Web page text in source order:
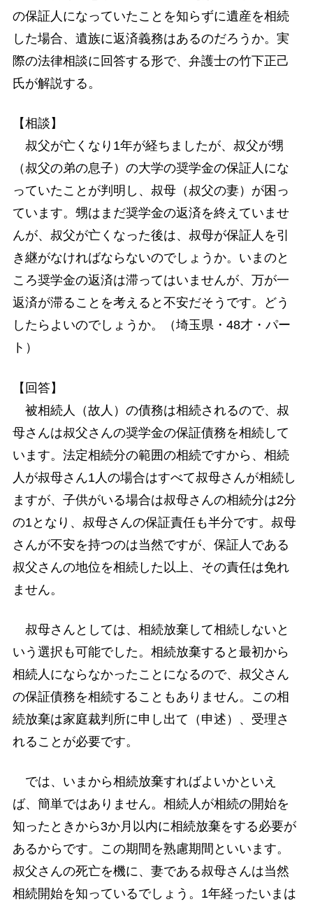
の保証人になっていたことを知らずに遺産を相続
した場合、遺族に返済義務はあるのだろうか。実
際の法律相談に回答する形で、弁護士の竹下正己
氏が解説する。
【相談】
叔父が亡くなり1年が経ちましたが、叔父が甥
（叔父の弟の息子）の大学の奨学金の保証人にな
っていたことが判明し、叔母（叔父の妻）が困っ
ています。甥はまだ奨学金の返済を終えていませ
んが、叔父が亡くなった後は、叔母が保証人を引
き継がなければならないのでしょうか。いまのと
ころ奨学金の返済は滞ってはいませんが、万が一
返済が滞ることを考えると不安だそうです。どう
したらよいのでしょうか。（埼玉県・48才・パー
ト）
【回答】
被相続人（故人）の債務は相続されるので、叔
母さんは叔父さんの奨学金の保証債務を相続して
います。法定相続分の範囲の相続ですから、相続
人が叔母さん1人の場合はすべて叔母さんが相続し
ますが、子供がいる場合は叔母さんの相続分は2分
の1となり、叔母さんの保証責任も半分です。叔母
さんが不安を持つのは当然ですが、保証人である
叔父さんの地位を相続した以上、その責任は免れ
ません。
叔母さんとしては、相続放棄して相続しないと
いう選択も可能でした。相続放棄すると最初から
相続人にならなかったことになるので、叔父さん
の保証債務を相続することもありません。この相
続放棄は家庭裁判所に申し出て（申述）、受理さ
れることが必要です。
では、いまから相続放棄すればよいかといえ
ば、簡単ではありません。相続人が相続の開始を
知ったときから3か月以内に相続放棄をする必要が
あるからです。この期間を熟慮期間といいます。
叔父さんの死亡を機に、妻である叔母さんは当然
相続開始を知っているでしょう。1年経ったいまは